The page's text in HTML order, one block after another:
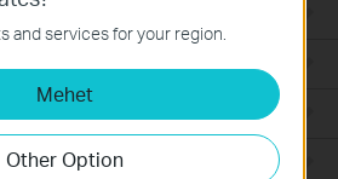
and services for your region.
Mehet
Other Option
működéséhez szükségesek,
rendszereiben.
Cookie-k
lehetővé teszik számunkra, hogy
végzett tevékenységeit, hogy
webhelyünk működését.